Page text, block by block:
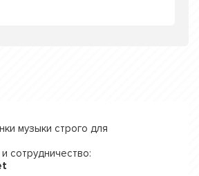
музыки строго для
сотрудничество: